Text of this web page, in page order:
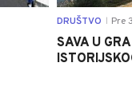
DRUŠTVO Pre
SAVA U